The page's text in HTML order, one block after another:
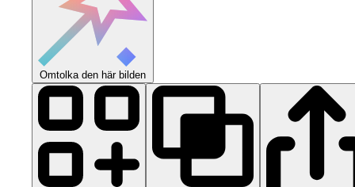
Omtolka den här bilden